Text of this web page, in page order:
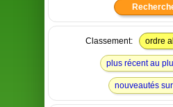
Classement: ordre
plus récent au
nouveautés